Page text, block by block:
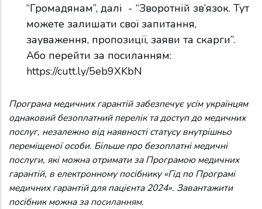
“Громадянам”, далі - “Зворотній зв’язок. Тут
можете залишати свої запитання,
зауваження, пропозиції, заяви та скарги”.
Або перейти за посиланням:
https://cutt.ly/5eb9XKbN
Програма медичних гарантій забезпечує усім українцям
однаковий безоплатний перелік та доступ до медичних
послуг, незалежно від наявності статусу внутрішньо
переміщеної особи. Більше про безоплатні медичні
послуги, які можна отримати за Програмою медичних
гарантій, в електронному посібнику «Гід по Програмі
медичних гарантій для пацієнта 2024». Завантажити
посібник можна запосиланням.